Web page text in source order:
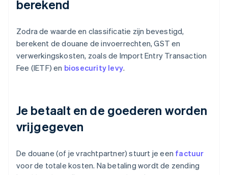
berekend
Zodra de waarde en classificatie zijn bevestigd,
berekent de douane de invoerrechten, GST en
verwerkingskosten, zoals de Import Entry Transaction
Fee (IETF) en biosecurity levy.
Je betaalt en de goederen worden
vrijgegeven
De douane (of je vrachtpartner) stuurt je een factuur
voor de totale kosten. Na betaling wordt de zending